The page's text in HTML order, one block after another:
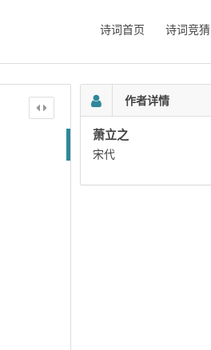
诗词首页 诗词竞猜
作者详情
萧立之
宋代